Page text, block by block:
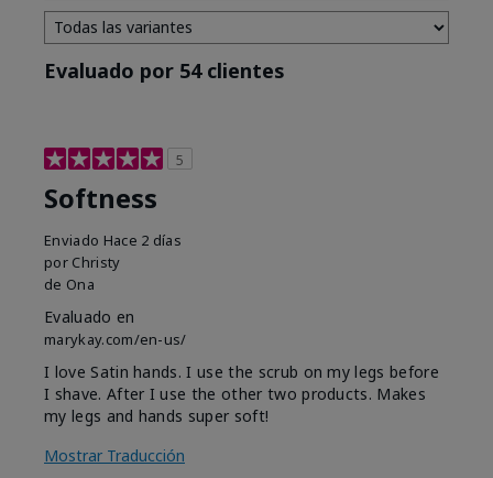
Evaluado por 54 clientes
5
Softness
Enviado Hace 2 días
por Christy
de Ona
Evaluado en
marykay.com/en-us/
I love Satin hands. I use the scrub on my legs before
I shave. After I use the other two products. Makes
my legs and hands super soft!
Mostrar Traducción